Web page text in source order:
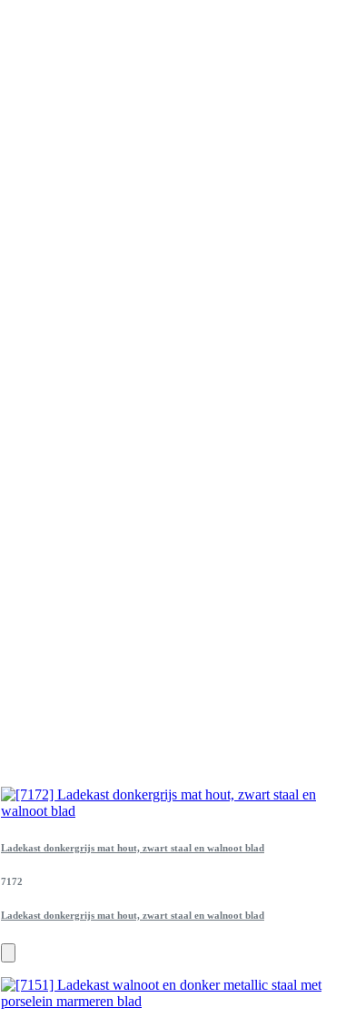
Ladekast donkergrijs mat hout, zwart staal en walnoot blad
7172
Ladekast donkergrijs mat hout, zwart staal en walnoot blad